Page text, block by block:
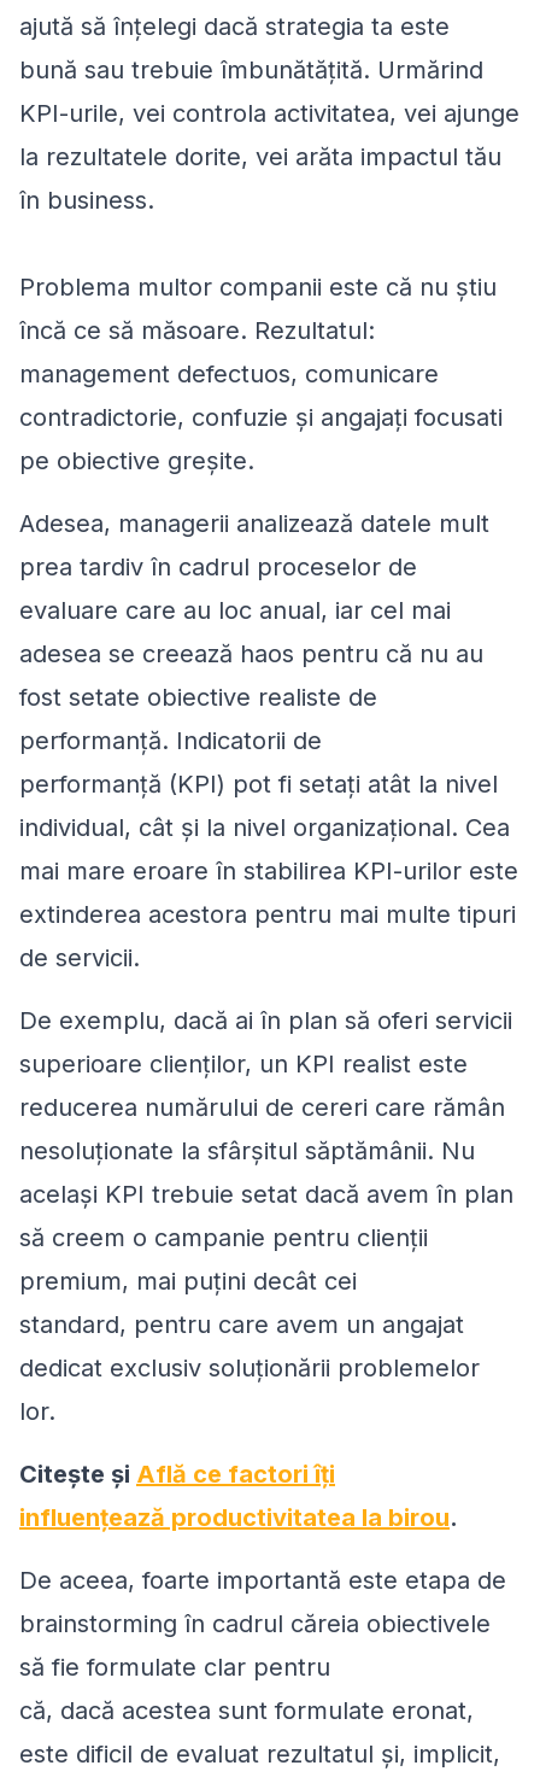
ajută să înțelegi dacă strategia ta este
bună sau trebuie îmbunătățită. Urmărind
KPI-urile, vei controla activitatea, vei ajunge
la rezultatele dorite, vei arăta impactul tău
în business.
Problema multor companii este că nu știu
încă ce să măsoare. Rezultatul:
management defectuos, comunicare
contradictorie, confuzie și angajați focusati
pe obiective greșite.
Adesea, managerii analizează datele mult
prea tardiv în cadrul proceselor de
evaluare care au loc anual, iar cel mai
adesea se creează haos pentru că nu au
fost setate obiective realiste de
performanță. Indicatorii de
performanță (KPI) pot fi setați atât la nivel
individual, cât și la nivel organizațional. Cea
mai mare eroare în stabilirea KPI-urilor este
extinderea acestora pentru mai multe tipuri
de servicii.
De exemplu, dacă ai în plan să oferi servicii
superioare clienților, un KPI realist este
reducerea numărului de cereri care rămân
nesoluționate la sfârșitul săptămânii. Nu
același KPI trebuie setat dacă avem în plan
să creem o campanie pentru clienții
premium, mai puțini decât cei
standard, pentru care avem un angajat
dedicat exclusiv soluționării problemelor
lor.
Citește și Află ce factori îți
influențează productivitatea la birou.
De aceea, foarte importantă este etapa de
brainstorming în cadrul căreia obiectivele
să fie formulate clar pentru
că, dacă acestea sunt formulate eronat,
este dificil de evaluat rezultatul și, implicit,